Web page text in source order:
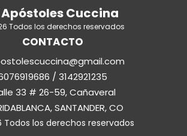
Apóstoles Cuccina
Todos los derechos reservados
CONTACTO
/ 3142921235
33 # 26-59, Cañaveral
SANTANDER, CO
Todos los derechos reservados